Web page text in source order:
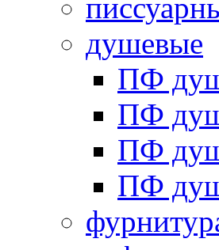
душевые
ПФ душ
ПФ
ПФ
ПФ